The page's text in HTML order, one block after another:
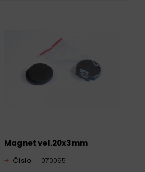
Magnet vel.20x3mm
Číslo 070095